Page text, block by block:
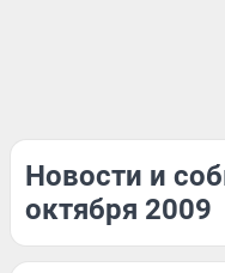
Новости и
октября 2009